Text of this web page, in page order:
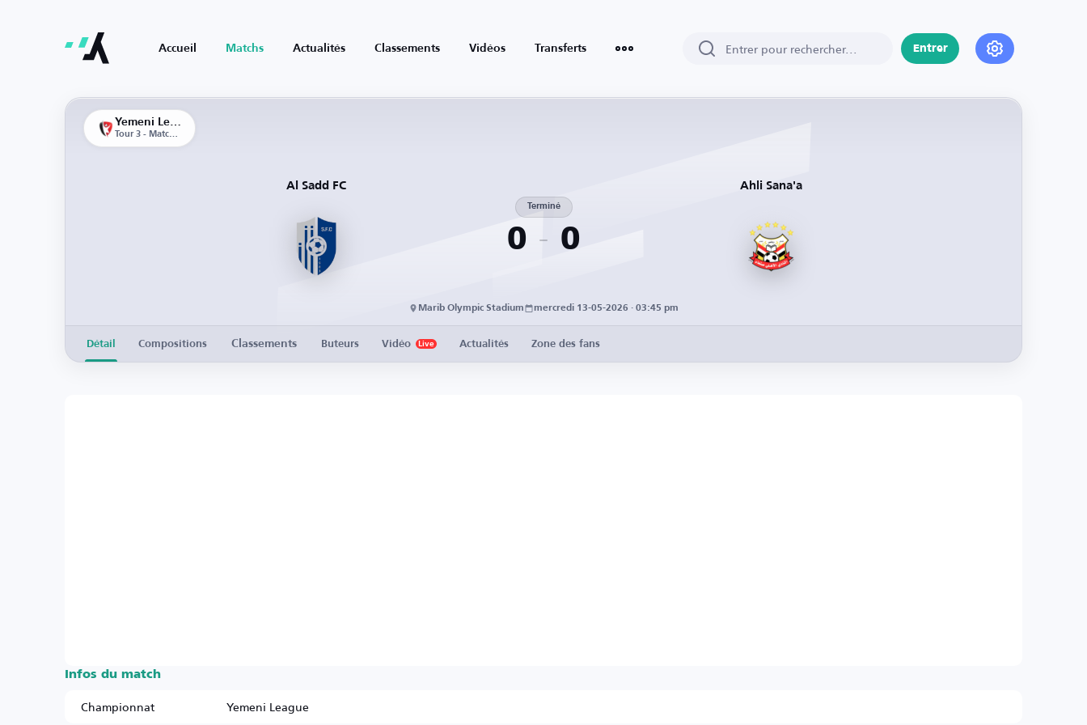
Accueil Matchs Actualités Classements Vidéos Transferts Entrer
Yemeni League
Tour 3 - Match aller
Al Sadd FC
0
Terminé
0
Ahli Sana'a
Marib Olympic Stadium mercredi 13-05-2026 · 03:45 pm
Détail Compositions Classements Buteurs Vidéo Live Actualités Zone des fans
Infos du match
Championnat
Yemeni League